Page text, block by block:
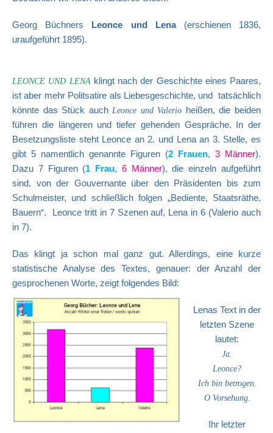
Georg Büchners Leonce und Lena(erschienen 1836,
uraufgeführt 1895).
LEONCE UND LENA klingt nach der Geschichte eines Paares,
ist aber mehr Politsatire als Liebesgeschichte, und tatsächlich
könnte das Stück auch Leonce und Valerio heißen, die beiden
führen die längeren und tiefer gehenden Gespräche. In der
Besetzungsliste steht Leonce an 2. und Lena an 3. Stelle, es
gibt 5 namentlich genannte Figuren (2 Frauen, 3 Männer).
Dazu 7 Figuren (1 Frau, 6 Männer), die einzeln aufgeführt
sind, von der Gouvernante über den Präsidenten bis zum
Schulmeister, und schließlich folgen „Bediente, Staatsräthe,
Bauern“. Leonce tritt in 7 Szenen auf, Lena in 6 (Valerio auch
in 7).
Das klingt ja schon mal ganz gut. Allerdings, eine kurze
statistische Analyse des Textes, genauer: der Anzahl der
gesprochenen Worte, zeigt folgendes Bild:
Lenas Text in der
letzten Szene
lautet:
Ja.
Leonce?
Ich bin betrogen.
O Vorsehung.
Ihr letzter